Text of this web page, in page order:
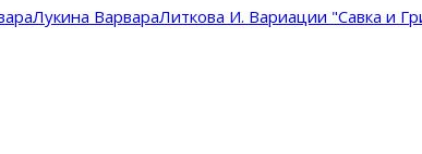
Лукина ВарвараЛиткова И. Вариации "Савка и